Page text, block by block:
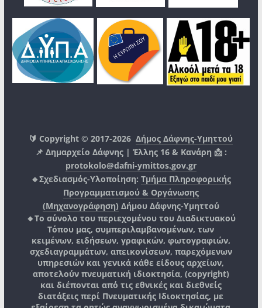
🔰 Copyright © 2017-2026Δήμος Δάφνης-Υμηττού
📌 Δημαρχείο Δάφνης | Έλλης 16 & Κανάρη 📩 :
protokolo@dafni-ymittos.gov.gr
🔹Σχεδιασμός-Υλοποίηση: Τμήμα Πληροφορικής
Προγραμματισμού & Οργάνωσης
(Μηχανογράφηση) Δήμου Δάφνης-Υμηττού
🔸Το σύνολο του περιεχομένου του Διαδικτυακού
Τόπου μας, συμπεριλαμβανομένων, των
κειμένων, ειδήσεων, γραφικών, φωτογραφιών,
σχεδιαγραμμάτων, απεικονίσεων, παρεχόμενων
υπηρεσιών και γενικά κάθε είδους αρχείων,
αποτελούν πνευματική ιδιοκτησία, (copyright)
και διέπονται από τις εθνικές και διεθνείς
διατάξεις περί Πνευματικής Ιδιοκτησίας, με